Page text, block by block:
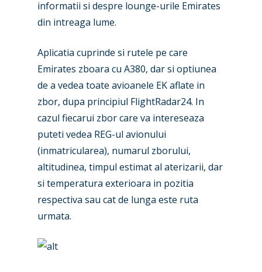
informatii si despre lounge-urile Emirates
din intreaga lume.
Aplicatia cuprinde si rutele pe care
Emirates zboara cu A380, dar si optiunea
de a vedea toate avioanele EK aflate in
zbor, dupa principiul FlightRadar24. In
cazul fiecarui zbor care va intereseaza
puteti vedea REG-ul avionului
(inmatricularea), numarul zborului,
altitudinea, timpul estimat al aterizarii, dar
si temperatura exterioara in pozitia
respectiva sau cat de lunga este ruta
urmata.
Paris 2025
Farnborough 2024
Paris 2023
Farnborough 2022
Dubai 2019
Paris 2019
Business Jets
Military
Trip Reports
Marketplace
Jobs
Contact